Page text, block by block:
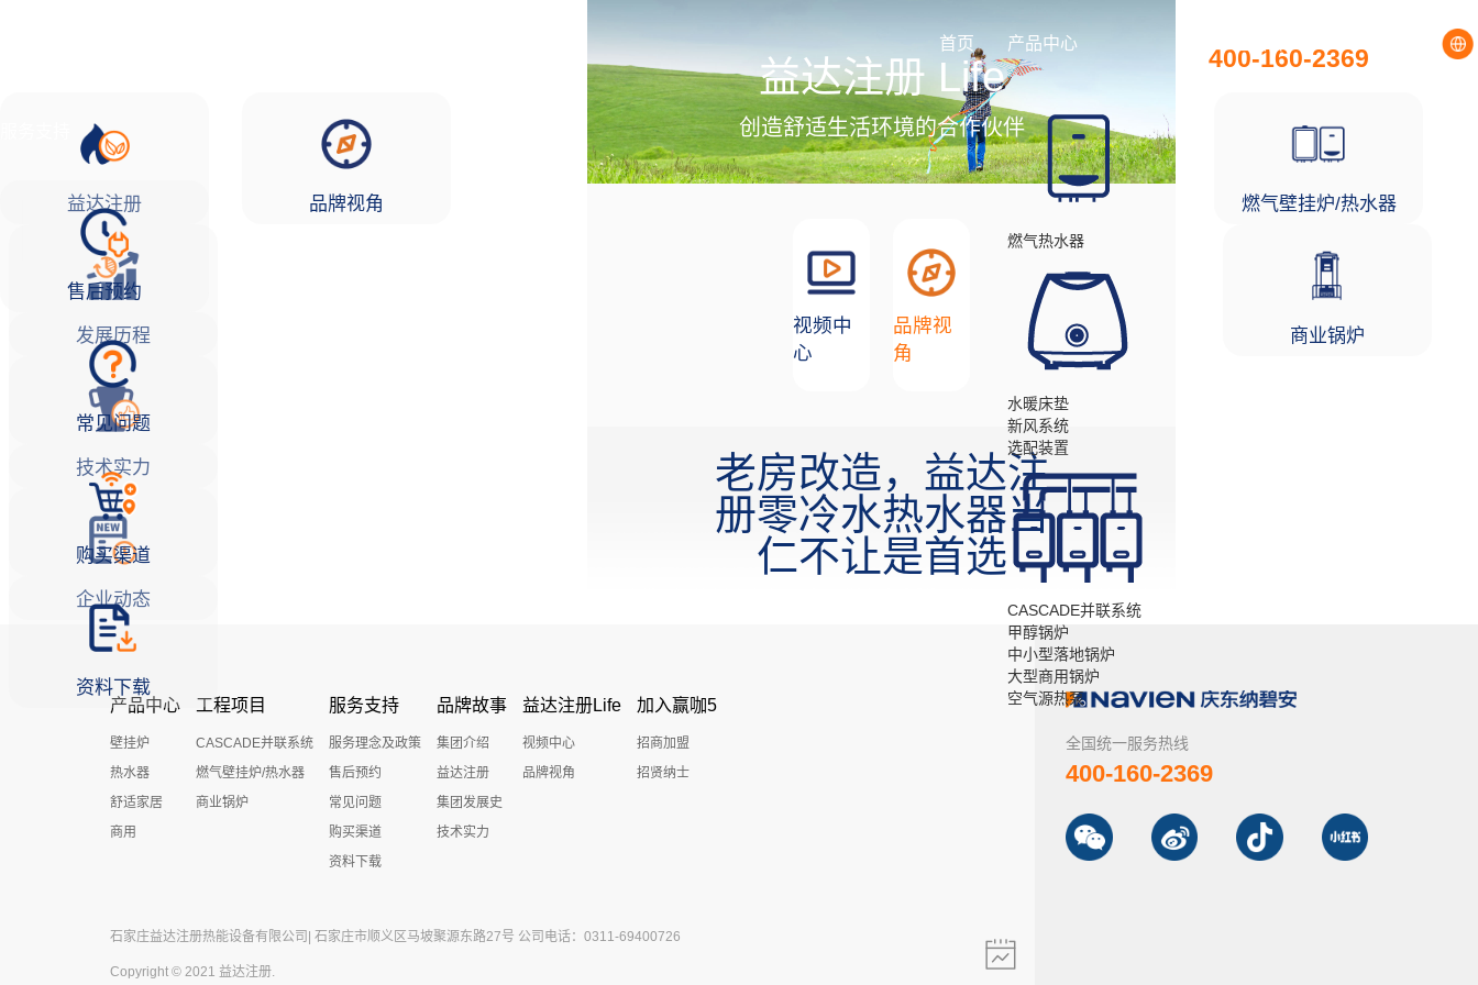
首页 产品中心
燃气热水器
水暖床垫
新风系统
选配装置
CASCADE并联系统
甲醇锅炉
中小型落地锅炉
大型商用锅炉
空气源热泵
燃气壁挂炉/热水器
商业锅炉
售后预约
常见问题
购买渠道
资料下载
益达注册
发展历程
技术实力
企业动态
品牌视角
400-160-2369
益达注册 Life
创造舒适生活环境的合作伙伴
视频中
心
品牌视
角
老房改造，益达注
册零冷水热水器当
仁不让是首选
产品中心
壁挂炉
热水器
舒适家居
商用
工程项目
CASCADE并联系统
燃气壁挂炉/热水器
商业锅炉
服务支持
服务理念及政策
售后预约
常见问题
购买渠道
资料下载
品牌故事
集团介绍
益达注册
集团发展史
技术实力
益达注册Life
视频中心
品牌视角
加入赢咖5
招商加盟
招贤纳士
石家庄益达注册热能设备有限公司| 石家庄市顺义区马坡聚源东路27号 公司电话：0311-69400726
Copyright © 2021 益达注册.
全国统一服务热线
400-160-2369